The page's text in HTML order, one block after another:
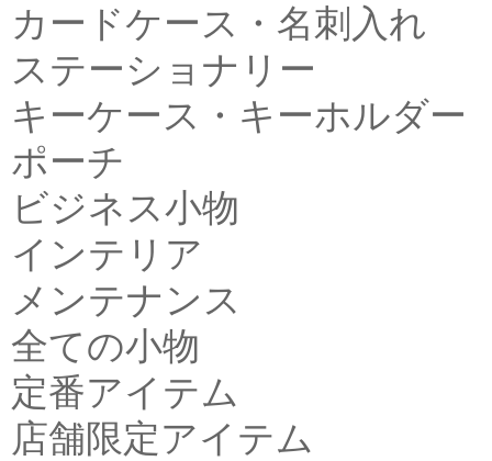
カードケース・名刺入れ
ステーショナリー
キーケース・キーホルダー
ポーチ
ビジネス小物
インテリア
メンテナンス
全ての小物
定番アイテム
店舗限定アイテム